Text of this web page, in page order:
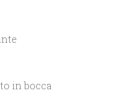
in bocca